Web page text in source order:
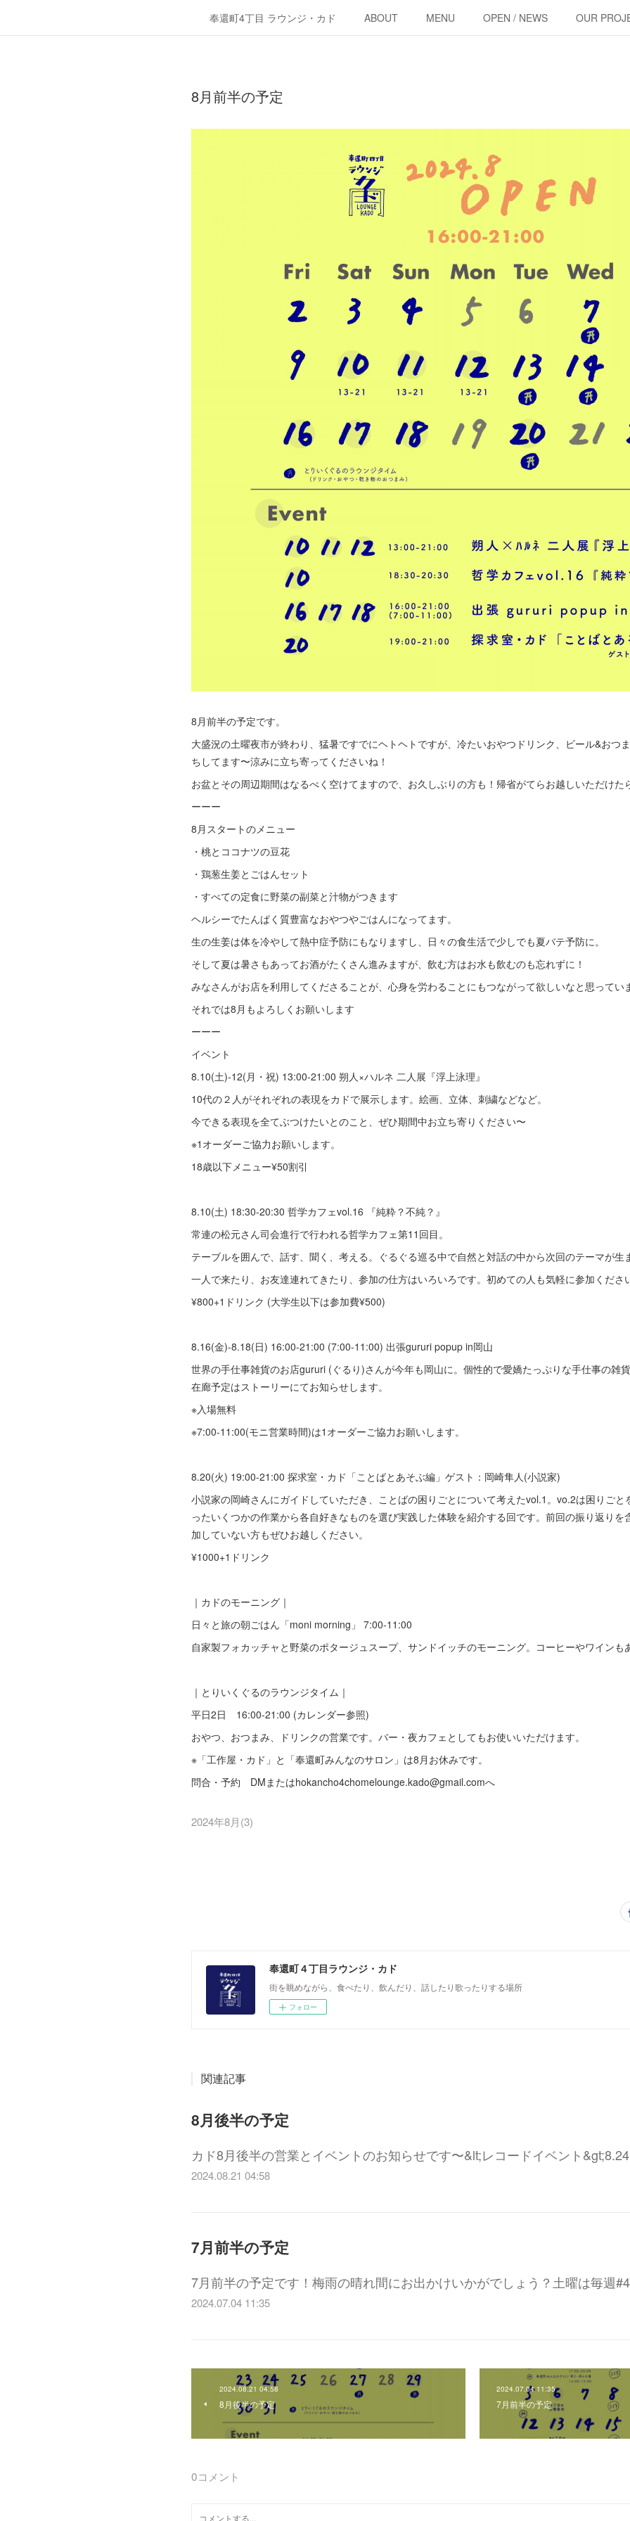
奉還町4丁目 ラウンジ・カド ABOUT MENU OPEN / NEWS OUR
8月前半の予定
8月前半の予定です。
大盛況の土曜夜市が終わり、猛暑ですでにヘトヘトですが、冷たいおやつドリンク、ビール&おつ
ちしてます〜涼みに立ち寄ってくださいね！
お盆とその周辺期間はなるべく空けてますので、お久しぶりの方も！帰省がてらお越しいただけた
ーーー
8月スタートのメニュー
・桃とココナツの豆花
・鶏葱生姜とごはんセット
・すべての定食に野菜の副菜と汁物がつきます
ヘルシーでたんぱく質豊富なおやつやごはんになってます。
生の生姜は体を冷やして熱中症予防にもなりますし、日々の食生活で少しでも夏バテ予防に。
そして夏は暑さもあってお酒がたくさん進みますが、飲む方はお水も飲むのも忘れずに！
みなさんがお店を利用してくださることが、心身を労わることにもつながって欲しいなと思ってい
それでは8月もよろしくお願いします
ーーー
イベント
8.10(土)-12(月・祝) 13:00-21:00 朔人×ハルネ 二人展『浮上泳理』
10代の２人がそれぞれの表現をカドで展示します。絵画、立体、刺繍などなど。
今できる表現を全てぶつけたいとのこと、ぜひ期間中お立ち寄りください〜
※1オーダーご協力お願いします。
18歳以下メニュー¥50割引
8.10(土) 18:30-20:30 哲学カフェvol.16 『純粋？不純？』
常連の松元さん司会進行で行われる哲学カフェ第11回目。
テーブルを囲んで、話す、聞く、考える。ぐるぐる巡る中で自然と対話の中から次回のテーマが生
一人で来たり、お友達連れてきたり、参加の仕方はいろいろです。初めての人も気軽に参加くださ
¥800+1ドリンク (大学生以下は参加費¥500)
8.16(金)-8.18(日) 16:00-21:00 (7:00-11:00) 出張gururi popup in岡山
世界の手仕事雑貨のお店gururi (ぐるり)さんが今年も岡山に。個性的で愛嬌たっぷりな手仕事の雑
在廊予定はストーリーにてお知らせします。
※入場無料
※7:00-11:00(モニ営業時間)は1オーダーご協力お願いします。
8.20(火) 19:00-21:00 探求室・カド「ことばとあそぶ編」ゲスト：岡崎隼人(小説家)
小説家の岡崎さんにガイドしていただき、ことばの困りごとについて考えたvol.1。vo.2は困りご
ったいくつかの作業から各自好きなものを選び実践した体験を紹介する回です。前回の振り返りを
加していない方もぜひお越しください。
¥1000+1ドリンク
｜カドのモーニング｜
日々と旅の朝ごはん「moni morning」 7:00-11:00
自家製フォカッチャと野菜のポタージュスープ、サンドイッチのモーニング。コーヒーやワインも
｜とりいくぐるのラウンジタイム｜
平日2日 16:00-21:00 (カレンダー参照)
おやつ、おつまみ、ドリンクの営業です。バー・夜カフェとしてもお使いいただけます。
※「工作屋・カド」と「奉還町みんなのサロン」は8月お休みです。
問合・予約 DMまたはhokancho4chomelounge.kado@gmail.comへ
2024年8月(3)
奉還町４丁目ラウンジ・カド
街を眺めながら、食べたり、飲んだり、話したり歌ったりする場所
フォロー
関連記事
8月後半の予定
カド8月後半の営業とイベントのお知らせです〜&lt;レコードイベント
2024.08.21 04:58
7月前半の予定
7月前半の予定です！梅雨の晴れ間にお出かけいかがでしょう？土曜は毎週
2024.07.04 11:35
2024.08.21 04:58
8月後半の予定
2024.07.04 11:35
7月前半の予定
0コメント